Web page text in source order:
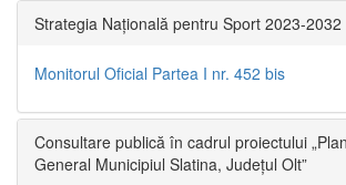
Strategia Națională pentru Sport 2023-2032
Monitorul Oficial Partea I nr. 452 bis
Consultare publică în cadrul proiectului
General Municipiul Slatina, Județul Olt”